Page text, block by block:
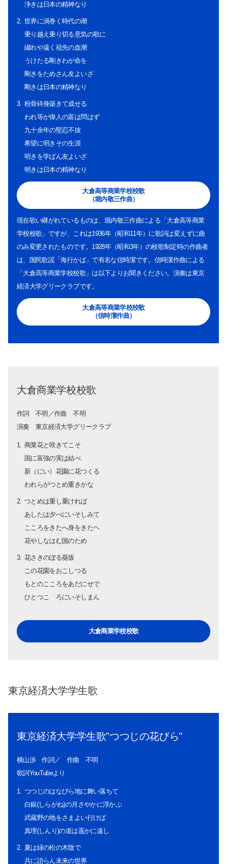
サイト内検索
TKUポータル
浄きは日本の精神なり
世界に渦巻く時代の潮
乗り越え乗り切る意気の歌に
綴れや遠く祖先の血潮
うけたる剛きわが命を
剛きをためさん友よいざ
剛きは日本の精神なり
粉骨砕身築きて成せる
われ等が偉人の富は問はず
九十余年の堅忍不抜
希望に明きその生涯
明きを学ばん友よいざ
明きは日本の精神なり
大倉高等商業学校校歌
（堀内敬三作曲）
現在歌い継がれているものは、堀内敬三作曲による「大倉高等商業
学校校歌」ですが、これは1936年（昭和11年）に歌詞は変えずに曲
のみ変更されたものです。1928年（昭和3年）の校歌制定時の作曲者
は、国民歌謡「海行かば」で有名な信時潔です。信時潔作曲による
「大倉高等商業学校校歌」は以下よりお聞きください。演奏は東京
経済大学グリークラブです。
大倉高等商業学校校歌
（信時潔作曲）
大倉商業学校校歌
作詞 不明／作曲 不明
演奏 東京経済大学グリークラブ
商業花と咲きてこそ
国に富強の実は結べ
新（にい）花園に花つくる
われらがつとめ重きかな
つとめは重し重ければ
あしたは夕べにいそしみて
こころをきたへ身をきたヘ
花やしなはむ国のため
花さきのぼる葵坂
この花園をおこしつる
もとのこころをあだにせで
ひとつこゝろにいそしまん
大倉商業学校校歌
東京経済大学学生歌
東京経済大学学生歌"つつじの花びら"
横山渉 作詞／ 作曲 不明
歌詞YouTubeより
つつじのはなびら地に舞い落ちて
白銀(しらがね)の月さやかに浮かぶ
武蔵野の地をさまよい行けば
真理(しんり)の道は遥かに遠し
夏は緑の松の木陰で
共に語らん未来の世界